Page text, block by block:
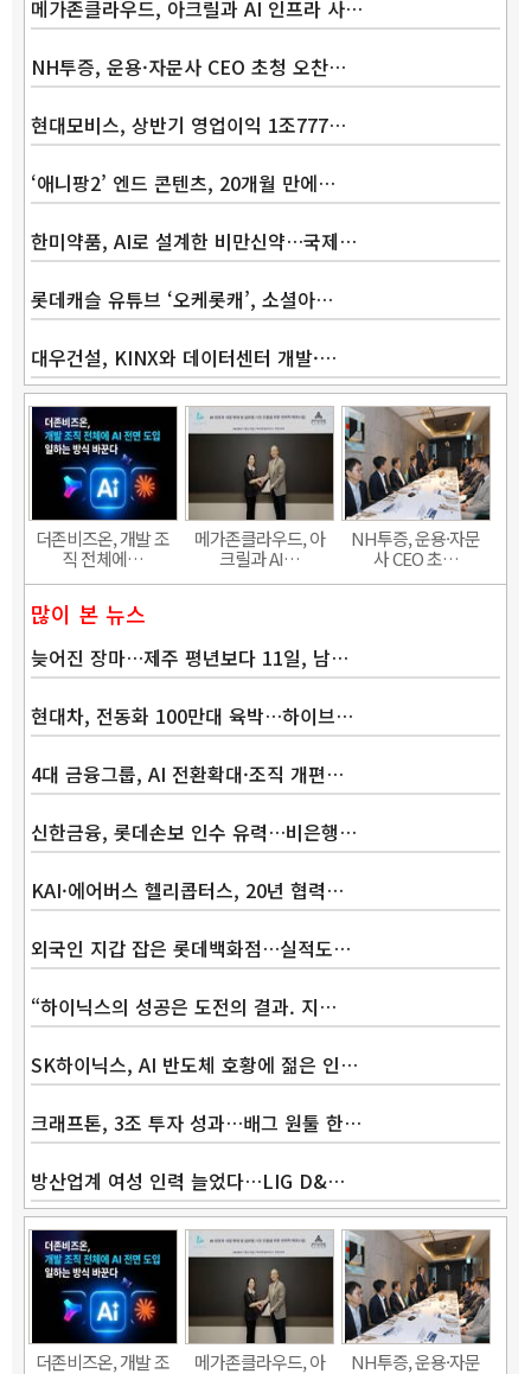
메가존클라우드, 아크릴과 AI 인프라 사…
NH투증, 운용·자문사 CEO 초청 오찬…
현대모비스, 상반기 영업이익 1조777…
‘애니팡2’ 엔드 콘텐츠, 20개월 만에…
한미약품, AI로 설계한 비만신약…국제…
롯데캐슬 유튜브 ‘오케롯캐’, 소셜아…
대우건설, KINX와 데이터센터 개발·…
더존비즈온, 개발 조
직 전체에…
메가존클라우드, 아
크릴과 AI…
NH투증, 운용·자문
사 CEO 초…
많이 본 뉴스
늦어진 장마…제주 평년보다 11일, 남…
현대차, 전동화 100만대 육박…하이브…
4대 금융그룹, AI 전환확대·조직 개편…
신한금융, 롯데손보 인수 유력…비은행…
KAI·에어버스 헬리콥터스, 20년 협력…
외국인 지갑 잡은 롯데백화점…실적도…
“하이닉스의 성공은 도전의 결과. 지…
SK하이닉스, AI 반도체 호황에 젊은 인…
크래프톤, 3조 투자 성과…배그 원툴 한…
방산업계 여성 인력 늘었다…LIG D&…
더존비즈온, 개발 조
메가존클라우드, 아
NH투증, 운용·자문